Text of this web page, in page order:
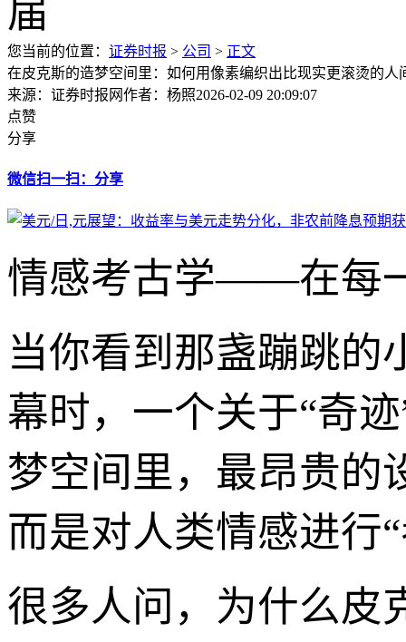
您当前的位置： 证券时报 > 公司 > 正文
在皮克斯的造梦空间里：如何用像素编织出比现实更滚烫的人
来源：证券时报网作者：杨照2026-02-09 20:09:07
点赞
分享
微信扫一扫：分享
情感考古学——在每
当你看到那盏蹦跳的
幕时，一个关于“奇
梦空间里，最昂贵的
而是对人类情感进行
很多人问，为什么皮